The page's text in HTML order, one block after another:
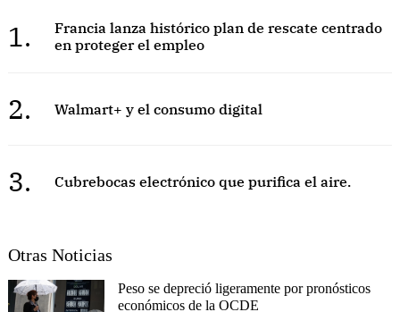
1.
Francia lanza histórico plan de rescate centrado
en proteger el empleo
2. Walmart+ y el consumo digital
3. Cubrebocas electrónico que purifica el aire.
Otras Noticias
Peso se depreció ligeramente por pronósticos
económicos de la OCDE